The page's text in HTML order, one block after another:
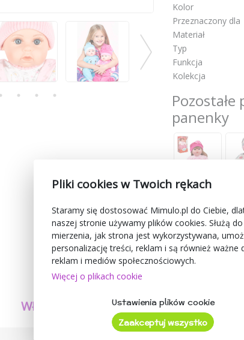
Kolor
Przeznaczony dla
Materiał
Typ
Funkcja
Kolekcja
panenky
WŁASNE PRODUKTY
Pliki cookies w Twoich rękach
Staramy się dostosować Mimulo.pl do Ciebie,
naszej stronie używamy plików cookies. Służą do
mierzenia, jak strona jest wykorzystywana,
personalizację treści, reklam i są również ważne
reklam i mediów społecznościowych.
Więcej o plikach cookie
Ustawienia plików cookie
Zaakceptuj wszystko